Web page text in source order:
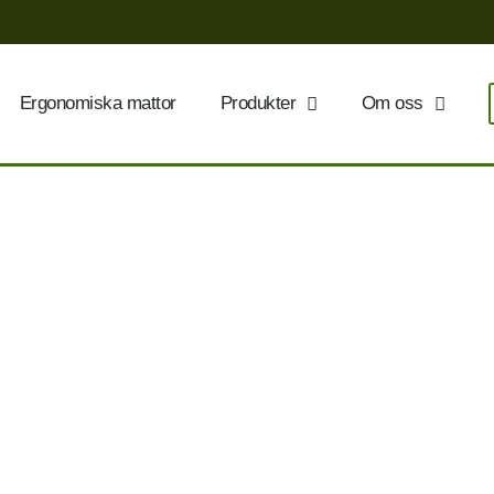
Ergonomiska mattor Produkter Om oss